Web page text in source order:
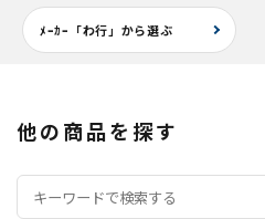
ﾒｰｶｰ「わ行」から選ぶ
他の商品を探す